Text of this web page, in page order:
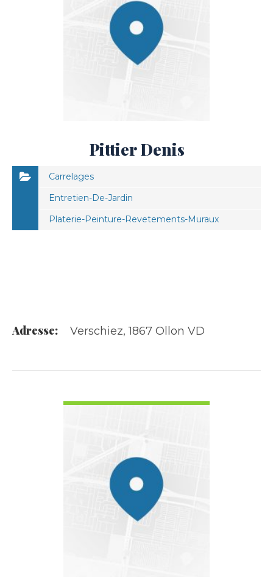
Pittier Denis
Carrelages
Entretien-De-Jardin
Platerie-Peinture-Revetements-Muraux
Adresse: Verschiez, 1867 Ollon VD